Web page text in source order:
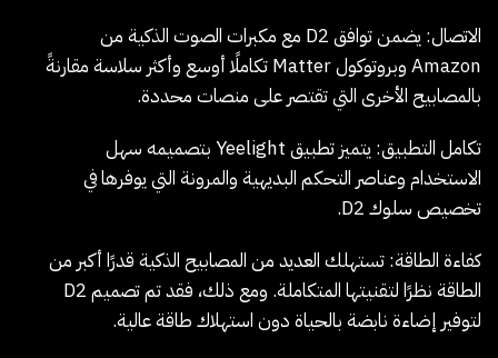
الاتصال
: يضمن توافق D2 مع مكبرات الصوت الذكية من
Amazon وبروتوكول Matter تكاملًا أوسع وأكثر سلاسة مقارنةً
بالمصابيح الأخرى التي تقتصر على منصات محددة.
تكامل التطبيق
: يتميز تطبيق Yeelight بتصميمه سهل
الاستخدام وعناصر التحكم البديهية والمرونة التي يوفرها في
تخصيص سلوك D2.
كفاءة الطاقة: تستهلك العديد من المصابيح الذكية قدرًا أكبر من
الطاقة نظرًا لتقنيتها المتكاملة. ومع ذلك، فقد تم تصميم D2
لتوفير إضاءة نابضة بالحياة دون استهلاك طاقة عالية.